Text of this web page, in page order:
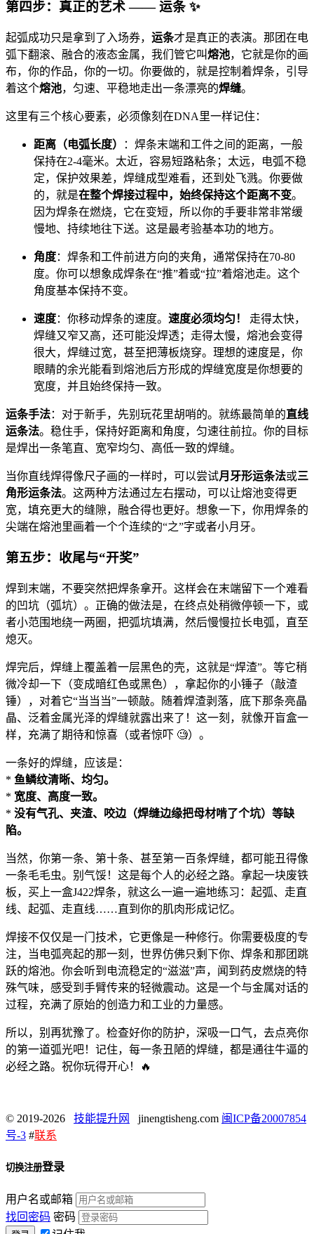
第四步：真正的艺术 —— 运条 ✨
起弧成功只是拿到了入场券， 运条才是真正的表演。那团在电
弧下翻滚、融合的液态金属，我们管它叫熔池，它就是你的画
布，你的作品，你的一切。你要做的，就是控制着焊条，引导
着这个熔池，匀速、平稳地走出一条漂亮的焊缝。
这里有三个核心要素，必须像刻在DNA里一样记住：
距离（电弧长度）
：焊条末端和工件之间的距离，一般
保持在2-4毫米。太近，容易短路粘条；太远，电弧不稳
定，保护效果差，焊缝成型难看，还到处飞溅。你要做
的，就是在整个焊接过程中，始终保持这个距离不变。
因为焊条在燃烧，它在变短，所以你的手要非常非常缓
慢地、持续地往下送。这是最考验基本功的地方。
角度：焊条和工件前进方向的夹角，通常保持在70-80
度。你可以想象成焊条在“推”着或“拉”着熔池走。这个
角度基本保持不变。
速度：你移动焊条的速度。 速度必须均匀！
走得太快，
焊缝又窄又高，还可能没焊透；走得太慢，熔池会变得
很大，焊缝过宽，甚至把薄板烧穿。理想的速度是，你
眼睛的余光能看到熔池后方形成的焊缝宽度是你想要的
宽度，并且始终保持一致。
运条手法：对于新手，先别玩花里胡哨的。就练最简单的直线
运条法。稳住手，保持好距离和角度，匀速往前拉。你的目标
是焊出一条笔直、宽窄均匀、高低一致的焊缝。
当你直线焊得像尺子画的一样时，可以尝试月牙形运条法或三
角形运条法。这两种方法通过左右摆动，可以让熔池变得更
宽，填充更大的缝隙，融合得也更好。想象一下，你用焊条的
尖端在熔池里画着一个个连续的“之”字或者小月牙。
第五步：收尾与“开奖”
焊到末端，不要突然把焊条拿开。这样会在末端留下一个难看
的凹坑（弧坑）。正确的做法是，在终点处稍微停顿一下，或
者小范围地绕一两圈，把弧坑填满，然后慢慢拉长电弧，直至
熄灭。
焊完后，焊缝上覆盖着一层黑色的壳，这就是“焊渣”。等它稍
微冷却一下（变成暗红色或黑色），拿起你的小锤子（敲渣
锤），对着它“当当当”一顿敲。随着焊渣剥落，底下那条亮晶
晶、泛着金属光泽的焊缝就露出来了！这一刻，就像开盲盒一
样，充满了期待和惊喜（或者惊吓 🧐）。
一条好的焊缝，应该是：
* 鱼鳞纹清晰、均匀。
* 宽度、高度一致。
* 没有气孔、夹渣、咬边（焊缝边缘把母材啃了个坑）等缺
陷。
当然，你第一条、第十条、甚至第一百条焊缝，都可能丑得像
一条毛毛虫。别气馁！这是每个人的必经之路。拿起一块废铁
板，买上一盒J422焊条，就这么一遍一遍地练习：起弧、走直
线、起弧、走直线……直到你的肌肉形成记忆。
焊接不仅仅是一门技术，它更像是一种修行。你需要极度的专
注，当电弧亮起的那一刻，世界仿佛只剩下你、焊条和那团跳
跃的熔池。你会听到电流稳定的“滋滋”声，闻到药皮燃烧的特
殊气味，感受到手臂传来的轻微震动。这是一个与金属对话的
过程，充满了原始的创造力和工业的力量感。
所以，别再犹豫了。检查好你的防护，深吸一口气，去点亮你
的第一道弧光吧！记住，每一条丑陋的焊缝，都是通往牛逼的
必经之路。祝你玩得开心！🔥
© 2019-2026 技能提升网 jinengtisheng.com 闽ICP备20007854
号-3 #联系
切换注册登录
用户名或邮箱
找回密码 密码